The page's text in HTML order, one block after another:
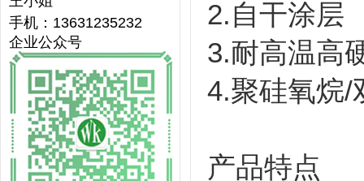
手机：13631235232
企业公众号
2.自干涂层
3.耐高温高
4.聚硅氧烷/
产品特点